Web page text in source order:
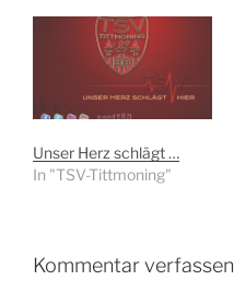
Unser Herz schlägt …
In "TSV-Tittmoning"
Kommentar verfassen